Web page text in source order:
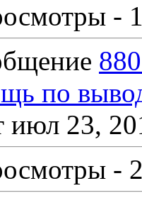
-
по
июл 23,
-